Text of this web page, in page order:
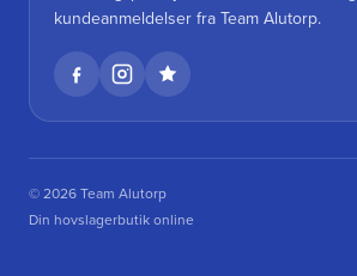
kundeanmeldelser fra Team Alutorp.
© 2026 Team Alutorp
Din hovslagerbutik online